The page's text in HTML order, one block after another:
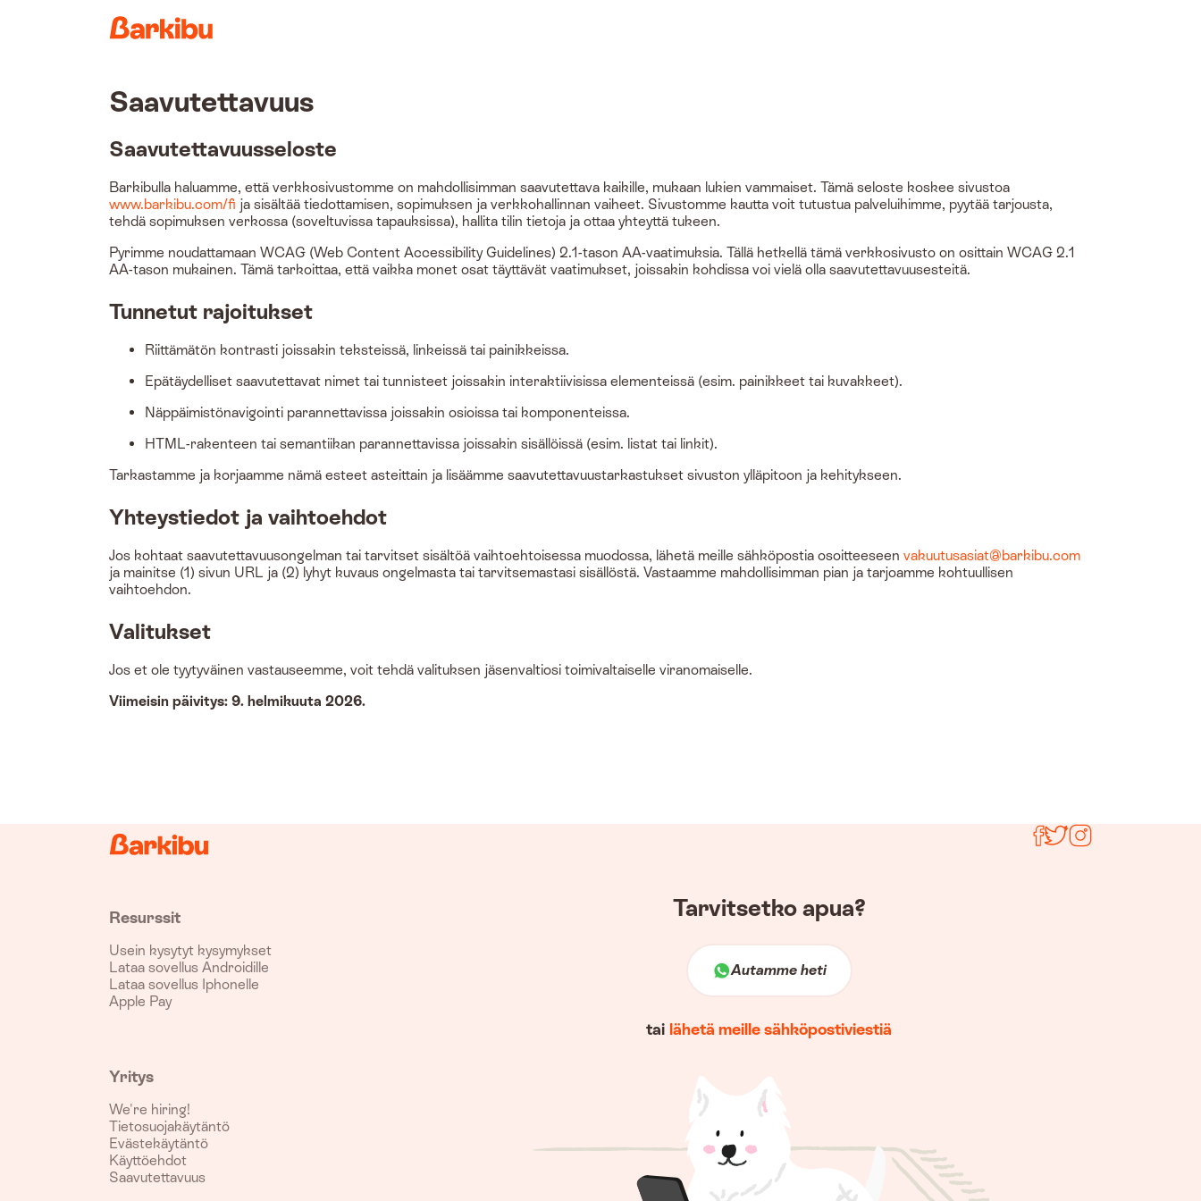
Saavutettavuus
Saavutettavuusseloste
Barkibulla haluamme, että verkkosivustomme on mahdollisimman saavutettava kaikille, mukaan lukien vammaiset. Tämä seloste koskee sivustoa
www.barkibu.com/fi ja sisältää tiedottamisen, sopimuksen ja verkkohallinnan vaiheet. Sivustomme kautta voit tutustua palveluihimme, pyytää tarjousta,
tehdä sopimuksen verkossa (soveltuvissa tapauksissa), hallita tilin tietoja ja ottaa yhteyttä tukeen.
Pyrimme noudattamaan WCAG (Web Content Accessibility Guidelines) 2.1-tason AA-vaatimuksia. Tällä hetkellä tämä verkkosivusto on osittain WCAG 2.1
AA-tason mukainen. Tämä tarkoittaa, että vaikka monet osat täyttävät vaatimukset, joissakin kohdissa voi vielä olla saavutettavuusesteitä.
Tunnetut rajoitukset
Riittämätön kontrasti joissakin teksteissä, linkeissä tai painikkeissa.
Epätäydelliset saavutettavat nimet tai tunnisteet joissakin interaktiivisissa elementeissä (esim. painikkeet tai kuvakkeet).
Näppäimistönavigointi parannettavissa joissakin osioissa tai komponenteissa.
HTML-rakenteen tai semantiikan parannettavissa joissakin sisällöissä (esim. listat tai linkit).
Tarkastamme ja korjaamme nämä esteet asteittain ja lisäämme saavutettavuustarkastukset sivuston ylläpitoon ja kehitykseen.
Yhteystiedot ja vaihtoehdot
Jos kohtaat saavutettavuusongelman tai tarvitset sisältöä vaihtoehtoisessa muodossa, lähetä meille sähköpostia osoitteeseen vakuutusasiat@barkibu.com
ja mainitse (1) sivun URL ja (2) lyhyt kuvaus ongelmasta tai tarvitsemastasi sisällöstä. Vastaamme mahdollisimman pian ja tarjoamme kohtuullisen
vaihtoehdon.
Valitukset
Jos et ole tyytyväinen vastauseemme, voit tehdä valituksen jäsenvaltiosi toimivaltaiselle viranomaiselle.
Viimeisin päivitys: 9. helmikuuta 2026.
Seuraa meitä
Tarvitsetko apua?
Autamme heti
tai lähetä meille sähköpostiviestiä
Resurssit
Usein kysytyt kysymykset
Lataa sovellus Androidille
Lataa sovellus Iphonelle
Apple Pay
Yritys
We're hiring!
Tietosuojakäytäntö
Evästekäytäntö
Käyttöehdot
Saavutettavuus